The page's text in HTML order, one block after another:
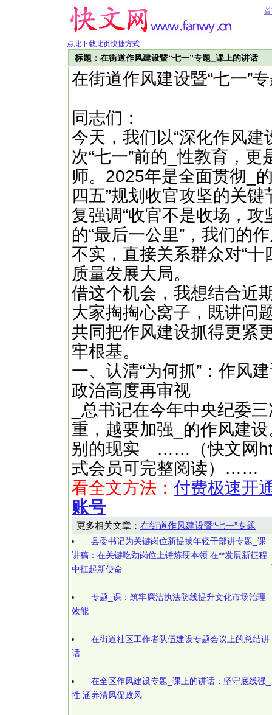
点此下载此页快捷方式
标题：在街道作风建设暨“七一”专题_课上的讲话
在街道作风建设暨“七一”
同志们：
今天，我们以“深化作风建
次“七一”前的_性教育，更
师。2025年是全面贯彻_
四五”规划收官攻坚的关
复强调“收官不是收场，
的“最后一公里”，我们的
不实，直接关系群众对“
质量发展大局。
借这个机会，我想结合近
大家掏掏心窝子，既讲问
共同把作风建设抓得更紧
牢根基。
一、认清“为何抓”：作风
政治高度再审视
_总书记在今年中央纪委
重，越要加强_的作风建
别的现实 ……（快文网
式会员可完整阅读）……
看全文方法： 付费极速开
账号
更多相关文章： 在街道作风建设暨“七一”专题
县委书记为关键岗位新提拔年轻干部讲专题_课
讲稿：在关键吃劲岗位上锤炼硬本领 在**发展新征程
中扛起新使命
专题_课：筑牢廉洁执法防线提升文化市场治理
效能
在街道社区工作者队伍建设专题会议上的总结讲
话
在全区作风建设专题_课上的讲话：坚守底线强_
性 涵养清风促政风